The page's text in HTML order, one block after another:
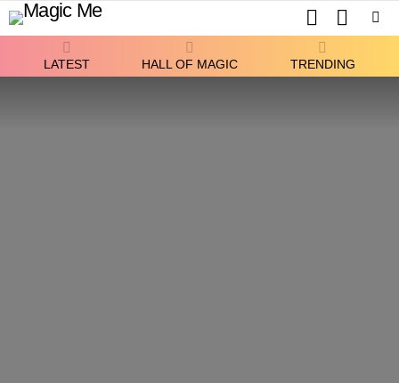
SWITCH
SKIN
LATEST HALL OF MAGIC TRENDING